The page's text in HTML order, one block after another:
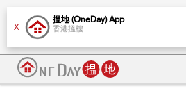
X
搵地 (OneDay) App
香港搵樓